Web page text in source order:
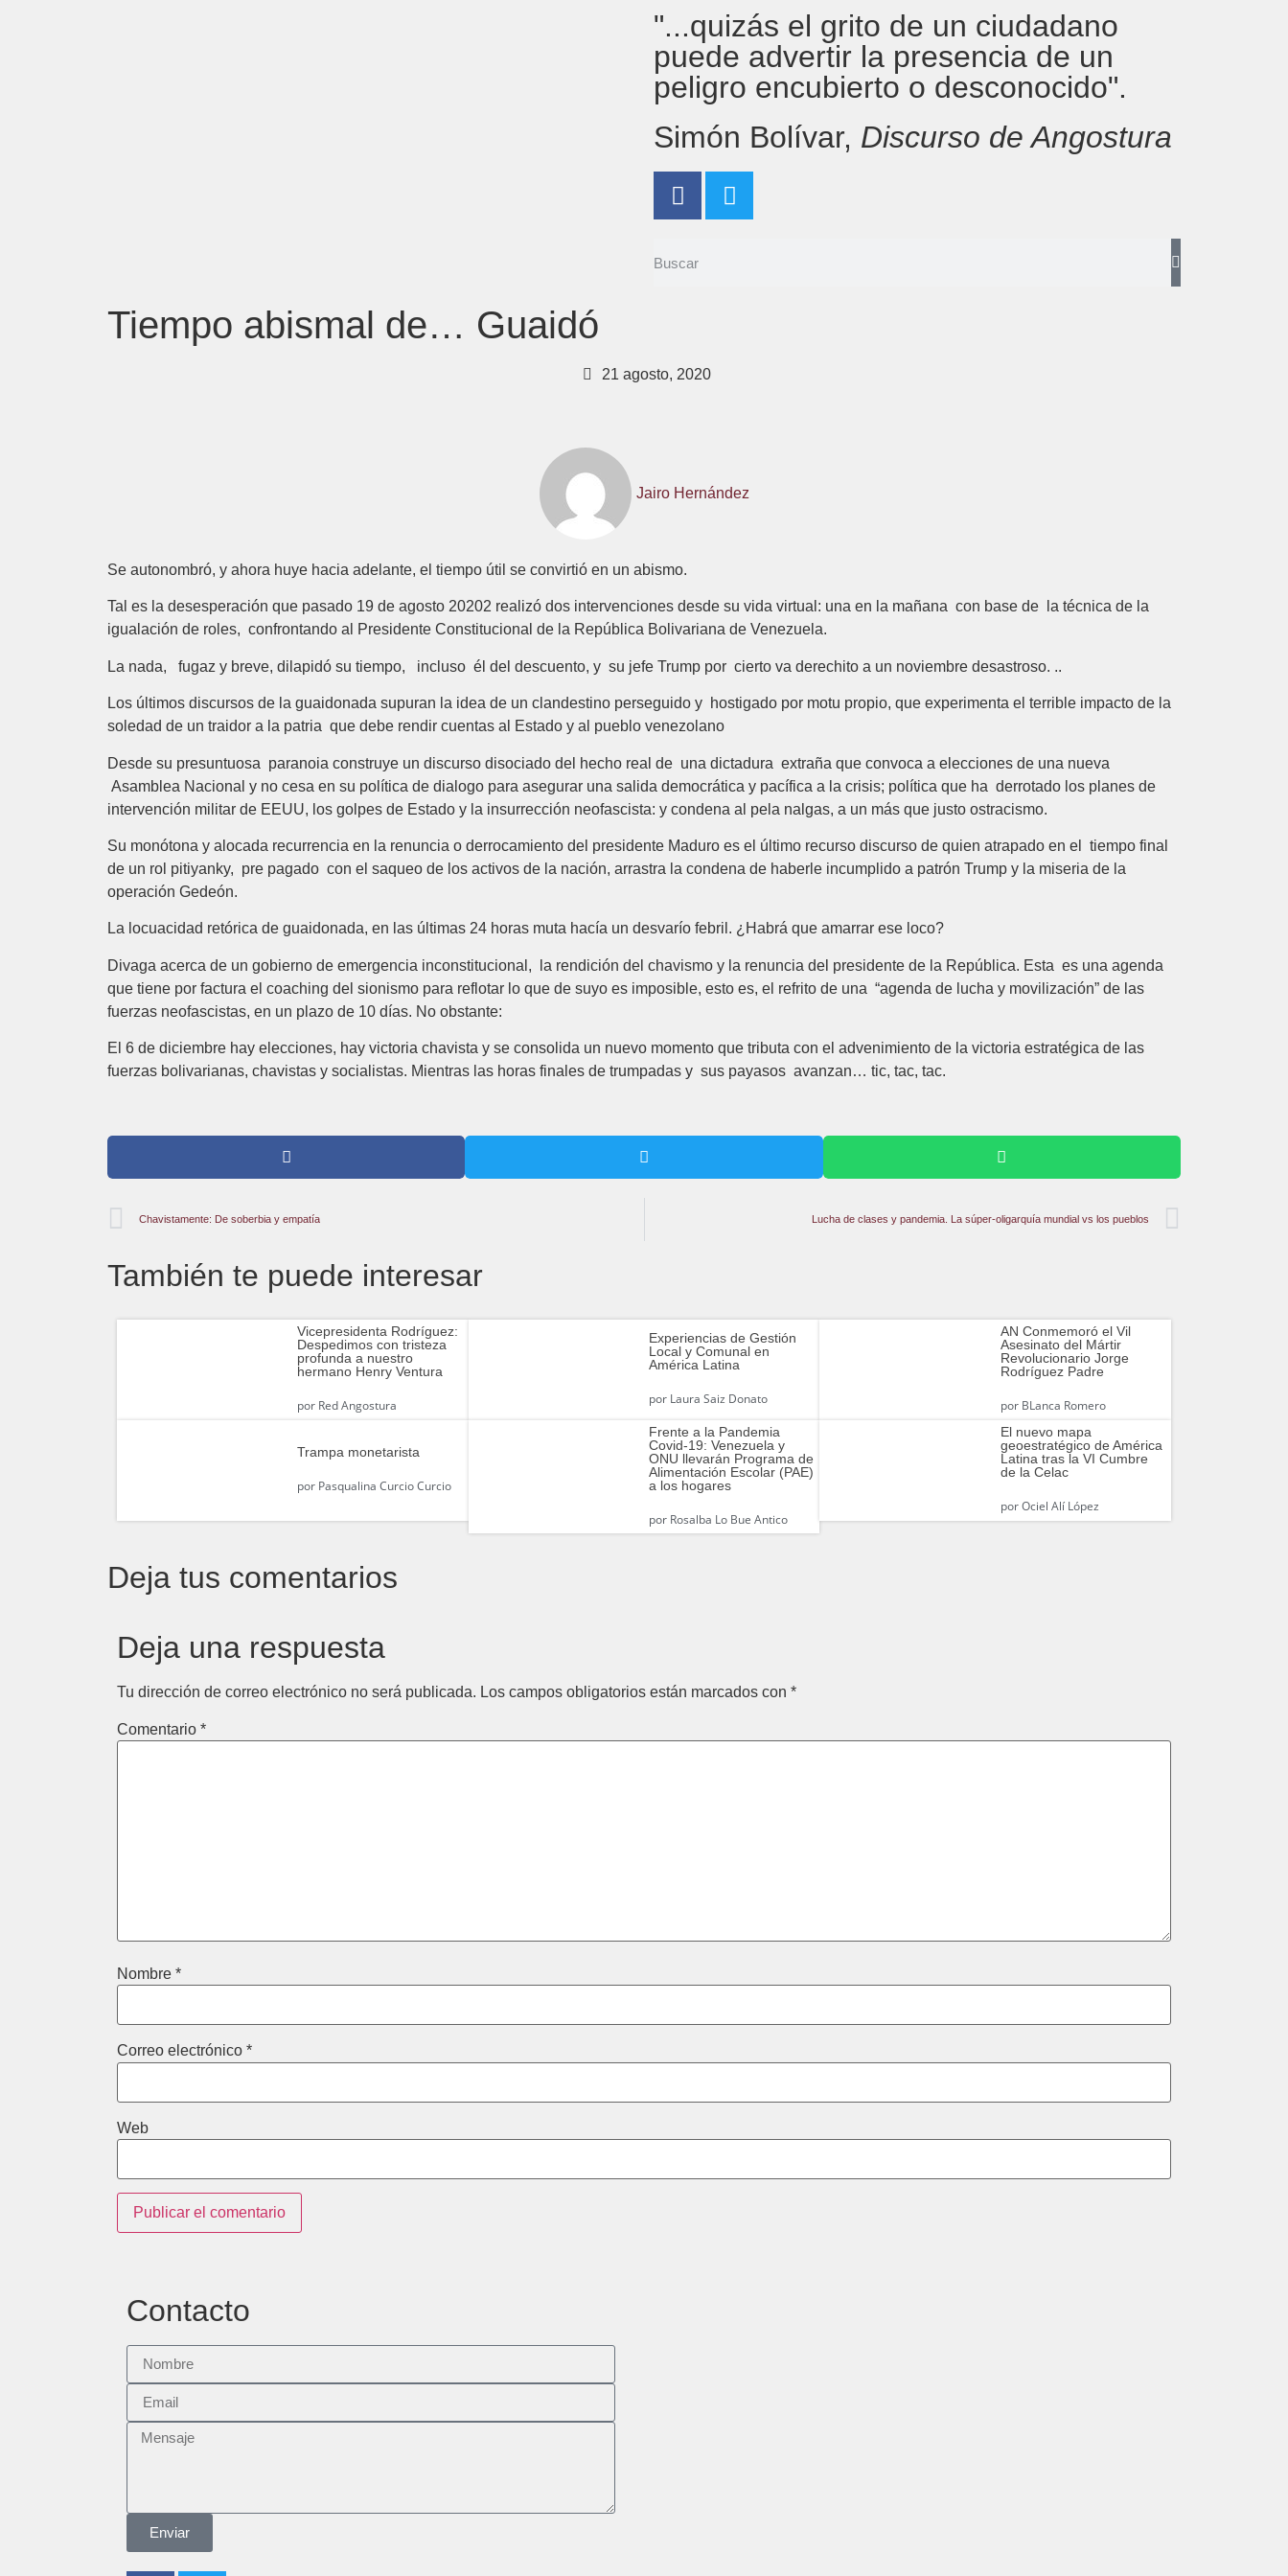
"...quizás el grito de un ciudadano
puede advertir la presencia de un
peligro encubierto o desconocido".
Simón Bolívar, Discurso de Angostura
Tiempo abismal de… Guaidó
21 agosto, 2020
Jairo Hernández
Se autonombró, y ahora huye hacia adelante, el tiempo útil se convirtió en un abismo.
Tal es la desesperación que pasado 19 de agosto 20202 realizó dos intervenciones desde su vida virtual: una en la mañana con base de la técnica de la
igualación de roles, confrontando al Presidente Constitucional de la República Bolivariana de Venezuela.
La nada, fugaz y breve, dilapidó su tiempo, incluso él del descuento, y su jefe Trump por cierto va derechito a un noviembre desastroso. ..
Los últimos discursos de la guaidonada supuran la idea de un clandestino perseguido y hostigado por motu propio, que experimenta el terrible impacto de la
soledad de un traidor a la patria que debe rendir cuentas al Estado y al pueblo venezolano
Desde su presuntuosa paranoia construye un discurso disociado del hecho real de una dictadura extraña que convoca a elecciones de una nueva
Asamblea Nacional y no cesa en su política de dialogo para asegurar una salida democrática y pacífica a la crisis; política que ha derrotado los planes de
intervención militar de EEUU, los golpes de Estado y la insurrección neofascista: y condena al pela nalgas, a un más que justo ostracismo.
Su monótona y alocada recurrencia en la renuncia o derrocamiento del presidente Maduro es el último recurso discurso de quien atrapado en el tiempo final
de un rol pitiyanky, pre pagado con el saqueo de los activos de la nación, arrastra la condena de haberle incumplido a patrón Trump y la miseria de la
operación Gedeón.
La locuacidad retórica de guaidonada, en las últimas 24 horas muta hacía un desvarío febril. ¿Habrá que amarrar ese loco?
Divaga acerca de un gobierno de emergencia inconstitucional, la rendición del chavismo y la renuncia del presidente de la República. Esta es una agenda
que tiene por factura el coaching del sionismo para reflotar lo que de suyo es imposible, esto es, el refrito de una “agenda de lucha y movilización” de las
fuerzas neofascistas, en un plazo de 10 días. No obstante:
El 6 de diciembre hay elecciones, hay victoria chavista y se consolida un nuevo momento que tributa con el advenimiento de la victoria estratégica de las
fuerzas bolivarianas, chavistas y socialistas. Mientras las horas finales de trumpadas y sus payasos avanzan… tic, tac, tac.
Chavistamente: De soberbia y empatía Lucha de clases y pandemia. La súper-oligarquía mundial vs los pueblos
También te puede interesar
Vicepresidenta Rodríguez:
Despedimos con tristeza
profunda a nuestro
hermano Henry Ventura
por Red Angostura
Experiencias de Gestión
Local y Comunal en
América Latina
porLaura Saiz Donato
AN Conmemoró el Vil
Asesinato del Mártir
Revolucionario Jorge
Rodríguez Padre
porBLanca Romero
Trampa monetarista
por Pasqualina Curcio Curcio
Frente a la Pandemia
Covid-19: Venezuela y
ONU llevarán Programa de
Alimentación Escolar (PAE)
a los hogares
porRosalba Lo Bue Antico
El nuevo mapa
geoestratégico de América
Latina tras la VI Cumbre
de la Celac
porOciel Alí López
Deja tus comentarios
Deja una respuesta
Tu dirección de correo electrónico no será publicada. Los campos obligatorios están marcados con *
Comentario *
Nombre *
Correo electrónico *
Web
Contacto
Enviar